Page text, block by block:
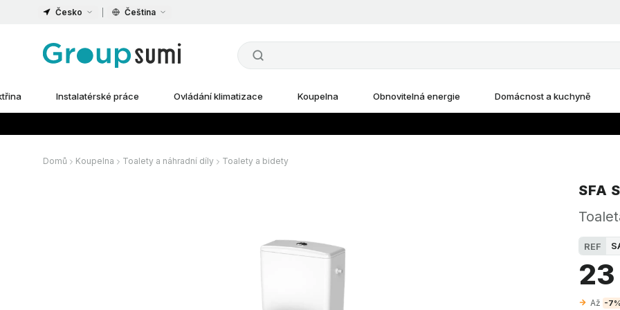
Česko Čeština
Instalatérské práce Ovládání klimatizace Koupelna Obnovitelná energie Domácnost a kuchyně
Domů Koupelna Toalety a náhradní díly Toalety a bidety
SFA
REF
23
Až -